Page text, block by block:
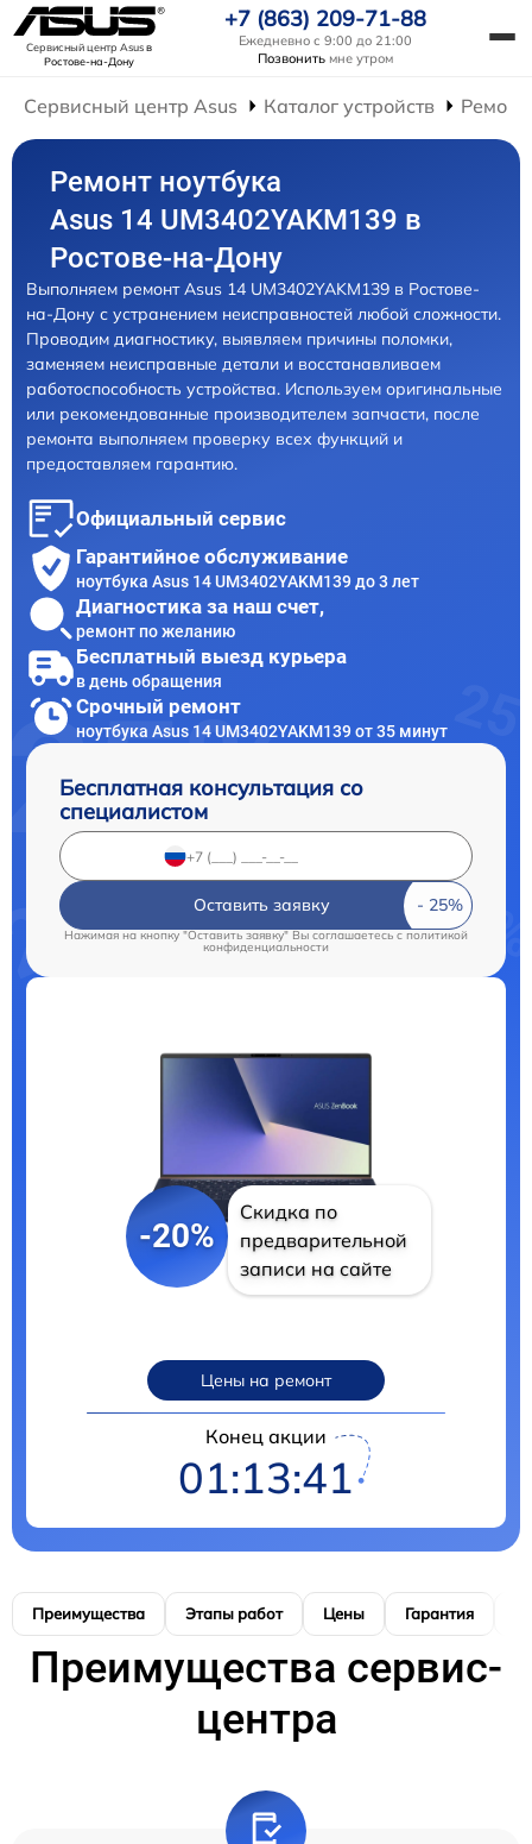
Сервисный центр Asusв
Ростове-на-Дону
+7 (863) 209-71-88
Ежедневно с 9:00 до 21:00
Позвонить мне утром
Сервисный центр Asus Каталог устройств
Ремонт ноутбука
Asus 14 UM3402YAKM139 в
Ростове-на-Дону
Выполняем ремонт Asus 14 UM3402YAKM139 в Ростове-
на-Дону с устранением неисправностей любой сложности.
Проводим диагностику, выявляем причины поломки,
заменяем неисправные детали и восстанавливаем
работоспособность устройства. Используем оригинальные
или рекомендованные производителем запчасти, после
ремонта выполняем проверку всех функций и
предоставляем гарантию.
Официальный сервис
Гарантийное обслуживание
ноутбука Asus 14 UM3402YAKM139 до 3 лет
Диагностика за наш счет,
ремонт по желанию
Бесплатный выезд курьера
в день обращения
Срочный ремонт
ноутбука Asus 14 UM3402YAKM139 от 35 минут
Бесплатная консультация со
специалистом
Оставить заявку
Нажимая на кнопку "Оставить заявку" Вы соглашаетесь c политикой
конфиденциальности
-20%
Скидка по
предварительной
записи на сайте
Цены на ремонт
Конец акции
01:13:40
Преимущества Этапы работ Цены Гарантия
Преимущества сервис-
центра